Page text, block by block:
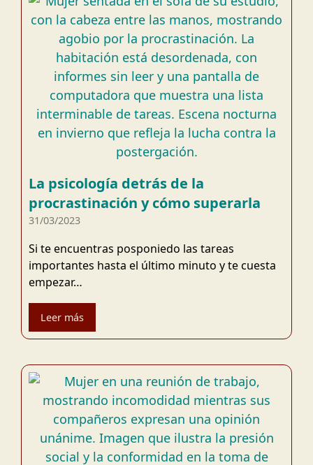
La psicología detrás de la
procrastinación y cómo superarla
31/03/2023
Si te encuentras posponiedo las tareas
importantes hasta el último minuto y te cuesta
empezar…
Leer más